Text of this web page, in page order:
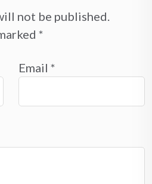
not be published.
*
Email *